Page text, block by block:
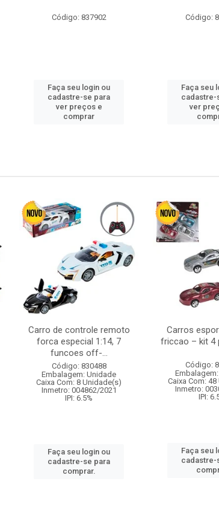
Código: 837902
Faça seu login ou
cadastre-se para
ver preços e
comprar
Código:
Faça seu
cadastre-
ver
Carro de controle remoto
forca especial 1:14, 7
funcoes off-...
Código: 830488
Embalagem: Unidade
Caixa Com: 8 Unidade(s)
Inmetro: 004862/2021
IPI: 6.5%
Faça seu login ou
cadastre-se para
comprar.
Carros
friccao – kit 4
Código:
Caixa Com:
Inmetro:
IPI:
Faça seu
cadastre-